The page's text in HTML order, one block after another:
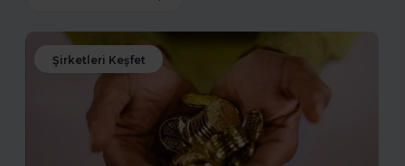
Şirketleri Keşfet